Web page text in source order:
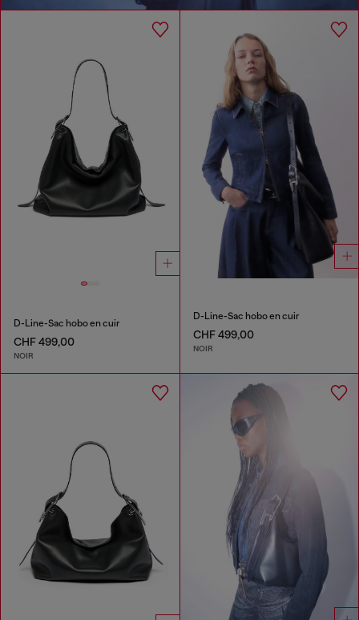
D-Line-Sac hobo en cuir
CHF 499,00
NOIR
D-Line-Sac hobo en cuir
CHF 499,00
NOIR